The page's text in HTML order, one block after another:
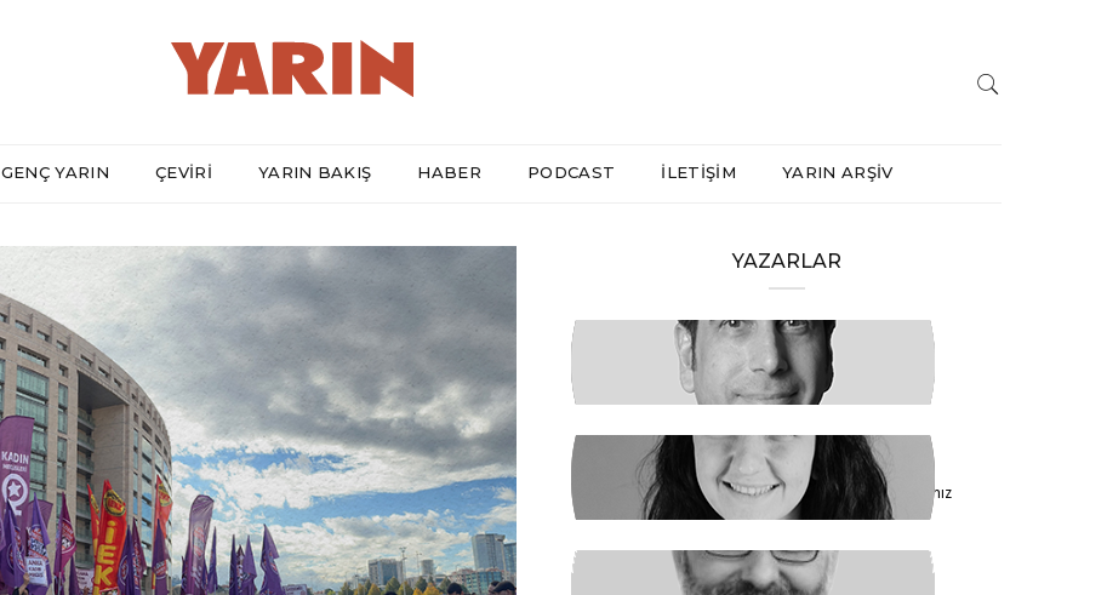
GENÇ YARIN ÇEVİRİ YARIN BAKIŞ HABER PODCAST İLETİŞİM YARIN ARŞİV
YAZARLAR
HAKAN ÖZTÜRK
Barışa Başlamalıyız
FİDAN ATASELİM
Paketinizle 6284’e Dokunamayacaksınız
VEYSEL AKTAŞ